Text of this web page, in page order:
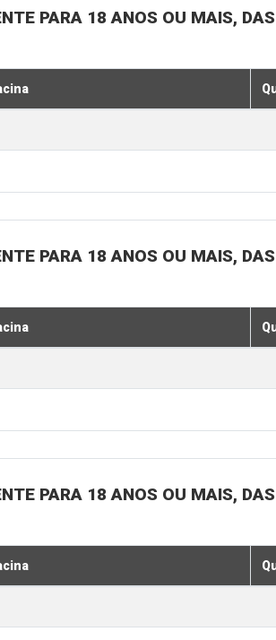
PARA 18 ANOS OU MAIS,
PARA 18 ANOS OU MAIS,
PARA 18 ANOS OU MAIS,